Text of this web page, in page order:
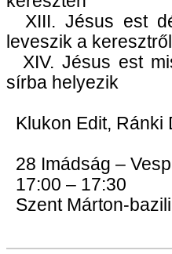
XIII. Jésus est
leveszik a keresztről
XIV. Jésus est
sírba helyezik
Klukon Edit, Ránki
28 Imádság –
17:00 – 17:30
Szent Márton-